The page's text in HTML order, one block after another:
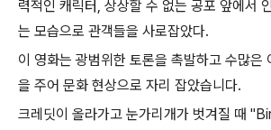
력적인 캐릭터, 상상할 수 없는 공포 앞에서
는 모습으로 관객들을 사로잡았다.
이 영화는 광범위한 토론을 촉발하고 수많은
을 주어 문화 현상으로 자리 잡았습니다.
크레딧이 올라가고 눈가리개가 벗겨질 때